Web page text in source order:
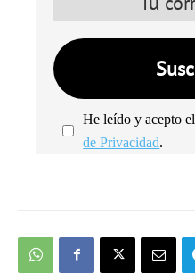
He leído y acepto el
de Privacidad.